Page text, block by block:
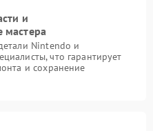
и
мастера
Nintendo и
что гарантирует
и сохранение